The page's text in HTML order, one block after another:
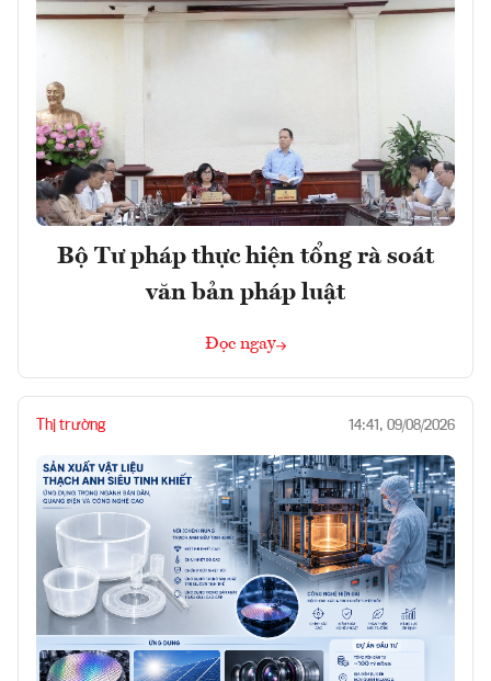
Bộ Tư pháp thực hiện tổng rà soát
văn bản pháp luật
Đọc ngay
Thị trường 14:41, 09/08/2026